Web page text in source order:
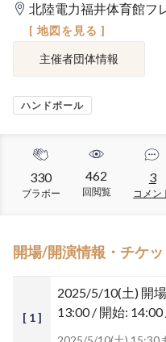
北陸電力福井体育館フ
[ 地図を見る ]
主催者団体情報
ハンドボール
330
ブラボー
462
回閲覧
3
コメン
開場/開演情報・チケ
[ 1 ]
2025/5/10(土) 開
13:00 / 開始: